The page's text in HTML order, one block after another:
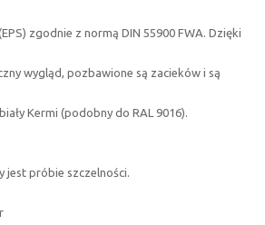
zgodnie z normą DIN 55900 FWA. Dzięki
wygląd, pozbawione są zacieków i są
Kermi (podobny do RAL 9016).
jest próbie szczelności.